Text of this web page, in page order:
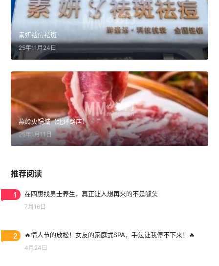
素妍祛痘祛斑
25年11月24日
燕岭火锅城（北环路店）
25年1月11日
推荐阅读
1 在四惠找男士养生，真正让人想再来的不是噱头
7月16日
2 🔥情人节的放松！女友的家庭式SPA，手法让我停不下来！🔥
4月24日